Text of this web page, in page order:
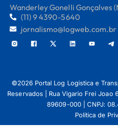
Wanderley Gonelli Gonçalves
(11) 9 4390-5640
jornalismo@logweb.com.br
©2026 Portal Log Logistica e
Reservados | Rua Vigario Frei Joao
89609-000 | CNPJ:
Política de